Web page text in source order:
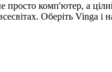
просто комп'ютер, а
Оберіть Vinga